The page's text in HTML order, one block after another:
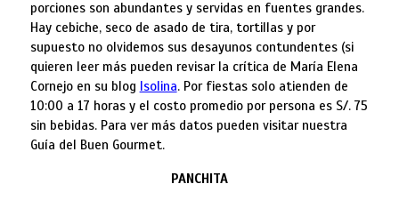
porciones son abundantes y servidas en fuentes grandes.
Hay cebiche, seco de asado de tira, tortillas y por
supuesto no olvidemos sus desayunos contundentes (si
quieren leer más pueden revisar la crítica de María Elena
Cornejo en su blog Isolina. Por fiestas solo atienden de
10:00 a 17 horas y el costo promedio por persona es S/. 75
sin bebidas. Para ver más datos pueden visitar nuestra
Guía del Buen Gourmet.
PANCHITA